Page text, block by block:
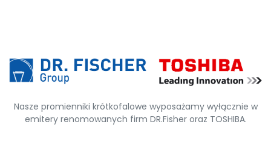
Nasze promienniki krótkofalowe wyposażamy wyłącznie w
emitery renomowanych firm DR.Fisher oraz TOSHIBA.